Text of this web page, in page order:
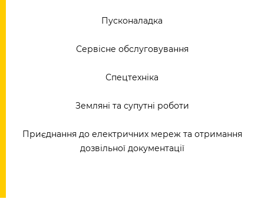
Пусконаладка
Сервісне обслуговування
Спецтехніка
Земляні та супутні роботи
Приєднання до електричних мереж та отримання
дозвільної документації